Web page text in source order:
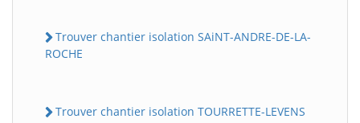
Trouver chantier isolation SAiNT-ANDRE-DE-LA-
ROCHE
Trouver chantier isolation TOURRETTE-LEVENS